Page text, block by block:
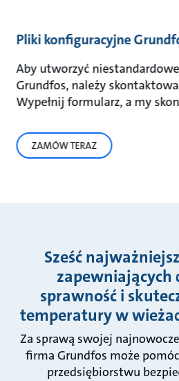
Pliki konfiguracyjne
Aby utworzyć
Grundfos, należy
Wypełnij formularz, a my
ZAMÓW TERAZ
Sześć
zapewniających
sprawność i
temperatury w
Za sprawą swojej
firma Grundfos może
przedsiębiorstwu